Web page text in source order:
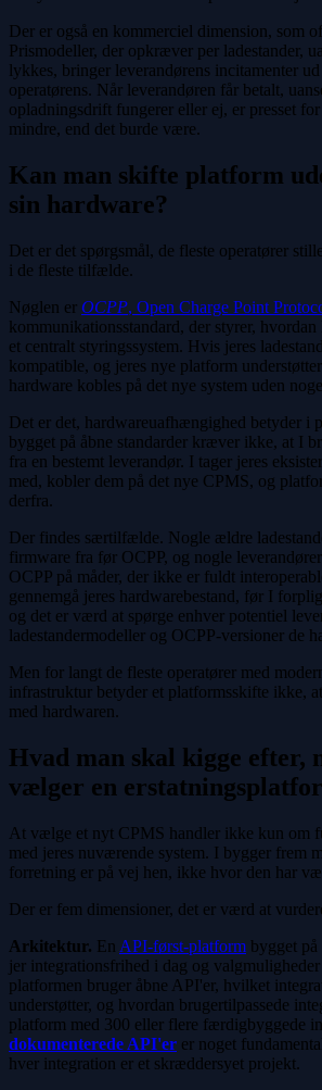
Der er også en kommerciel dimension, som
Prismodeller, der opkræver per ladestander,
lykkes, bringer leverandørens incitamenter
operatørens. Når leverandøren får betalt,
opladningsdrift fungerer eller ej, er presset
mindre, end det burde være.
Kan man skifte platform
sin hardware?
Det er det spørgsmål, de fleste operatører
i de fleste tilfælde.
Nøglen er OCPP, Open Charge Point
kommunikationsstandard, der styrer,
et centralt styringssystem. Hvis jeres
kompatible, og jeres nye platform
hardware kobles på det nye system uden
Det er det, hardwareuafhængighed betyder i
bygget på åbne standarder kræver ikke, at I
fra en bestemt leverandør. I tager jeres
med, kobler dem på det nye CPMS, og
derfra.
Der findes særtilfælde. Nogle ældre
firmware fra før OCPP, og nogle
OCPP på måder, der ikke er fuldt
gennemgå jeres hardwarebestand, før I
og det er værd at spørge enhver potentiel
ladestandermodeller og OCPP-versioner de
Men for langt de fleste operatører med
infrastruktur betyder et platformsskifte ikke,
med hardwaren.
Hvad man skal kigge efter,
vælger en
At vælge et nyt CPMS handler ikke kun om
med jeres nuværende system. I bygger frem
forretning er på vej hen, ikke hvor den har
Der er fem dimensioner, det er værd at
Arkitektur. En API-først-platform bygget på
jer integrationsfrihed i dag og
platformen bruger åbne API'er, hvilket
understøtter, og hvordan brugertilpassede
platform med 300 eller flere færdigbyggede
dokumenterede API'er er noget
hver integration er et skræddersyet projekt.